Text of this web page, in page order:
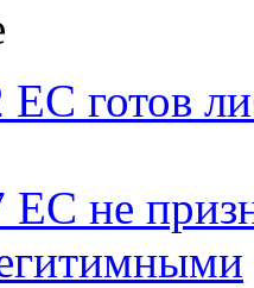
ЕС готов
ЕС не